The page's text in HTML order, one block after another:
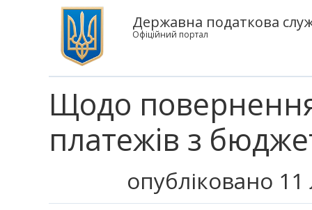
Державна податкова
Офіційний портал
Щодо повернення
платежів з
опубліковано